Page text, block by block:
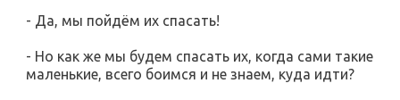
- Да, мы пойдём их спасать!
- Но как же мы будем спасать их, когда сами такие
маленькие, всего боимся и не знаем, куда идти?